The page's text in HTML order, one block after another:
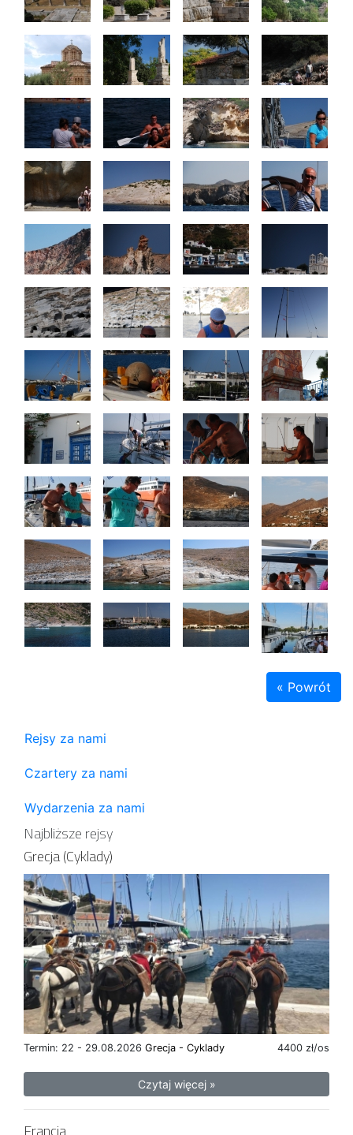
« Powrót
Rejsy za nami
Czartery za nami
Wydarzenia za nami
Najbliższe rejsy
Grecja (Cyklady)
Termin: 22 - 29.08.2026 4400 zł/os
Grecja - Cyklady
Czytaj więcej »